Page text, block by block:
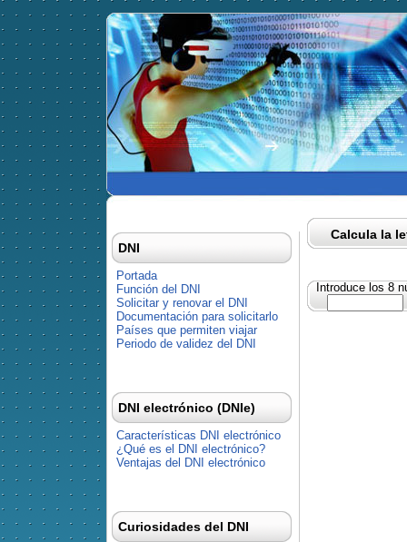
Calcula la
Introduce los 8
DNI
Portada
Función del DNI
Solicitar y renovar el DNI
Documentación para solicitarlo
Países que permiten viajar
Periodo de validez del DNI
DNI electrónico (DNIe)
Características DNI electrónico
¿Qué es el DNI electrónico?
Ventajas del DNI electrónico
Curiosidades del DNI